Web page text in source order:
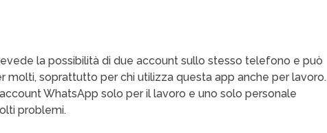
la possibilità di due account sullo stesso telefono e può
molti, soprattutto per chi utilizza questa app anche per lavoro.
WhatsApp solo per il lavoro e uno solo personale
problemi.